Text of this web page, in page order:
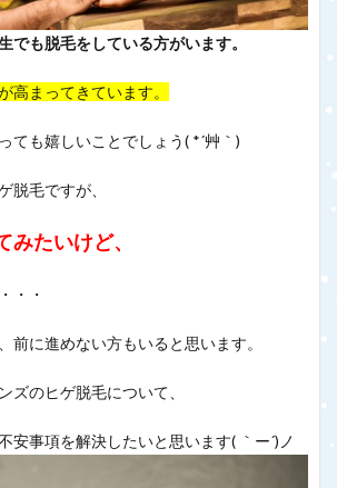
でも脱毛をしている方がいます。
高まってきています。
ても嬉しいことでしょう( *´艸｀)
脱毛ですが、
みたいけど、
・・
前に進めない方もいると思います。
ズのヒゲ脱毛について、
安事項を解決したいと思います( ｀ー´)ノ